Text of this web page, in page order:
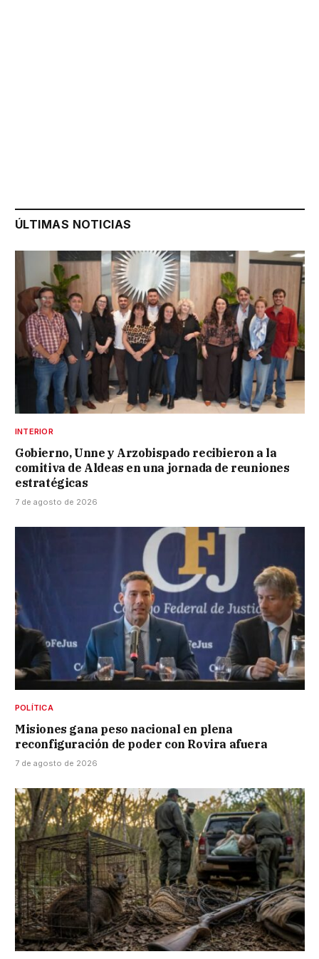
ÚLTIMAS NOTICIAS
INTERIOR
Gobierno, Unne y Arzobispado recibieron a la
comitiva de Aldeas en una jornada de reuniones
estratégicas
7 de agosto de 2026
POLÍTICA
Misiones gana peso nacional en plena
reconfiguración de poder con Rovira afuera
7 de agosto de 2026